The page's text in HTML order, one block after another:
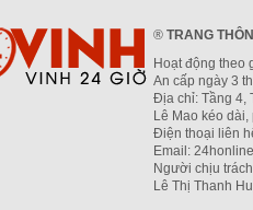
® TRANG
Hoạt động theo
An cấp ngày 3
Địa chỉ: Tầng 4,
Lê Mao kéo
Điện thoại liên
Email:
Người chịu
Lê Thị Thanh